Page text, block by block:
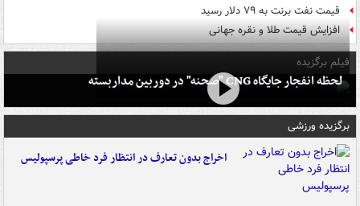
قیمت نفت برنت به ۷۹ دلار رسید
افزایش قیمت طلا و نقره جهانی
فیلم برگزیده
لحظه انفجار جایگاه CNG "صحنه" در دوربین مداربسته
برگزیده ورزشی
اخراج بدون تعارف در انتظار فرد خاطی پرسپولیس